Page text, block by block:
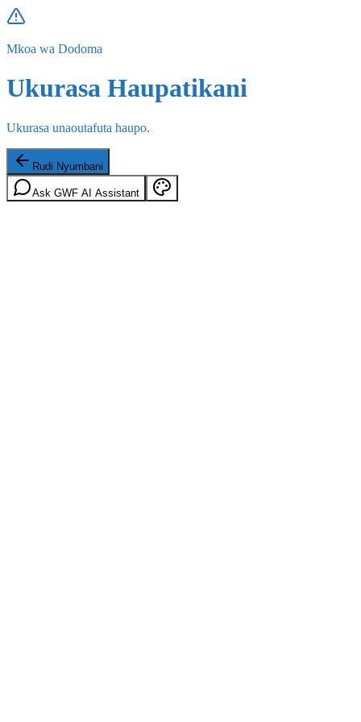
Mkoa wa Dodoma
Ukurasa Haupatikani
Ukurasa unaoutafuta haupo.
Rudi Nyumbani
Ask GWF AI Assistant